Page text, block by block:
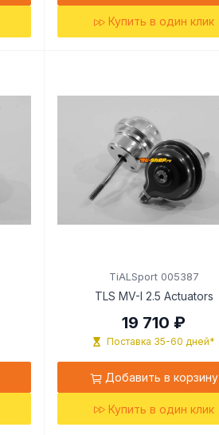
Купить в один клик
TiALSport 005387
TLS MV-I 2.5 Actuators
19 710 ₽
Поставка 35-60 дней*
Добавить в корзину
Купить в один клик